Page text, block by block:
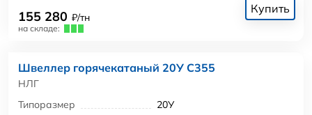
155 280 ₽/тн
на складе:
Купить
Швеллер горячекатаный 20У С355
НЛГ
Типоразмер
20У